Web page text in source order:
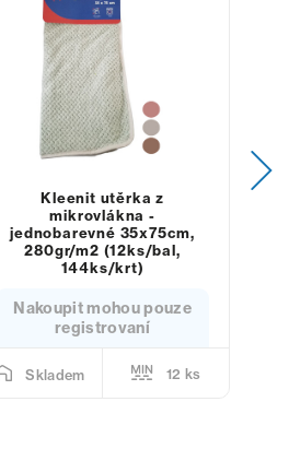
Kleenit utěrka z
mikrovlákna -
jednobarevné 35x75cm,
280gr/m2 (12ks/bal,
144ks/krt)
Nakoupit mohou pouze
registrovaní
Skladem 12 ks